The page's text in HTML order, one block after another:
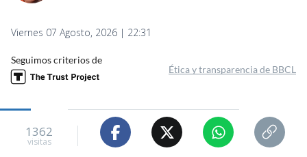
Viernes 07 Agosto, 2026 | 22:31
Seguimos criterios de
Ética y transparencia de BBCL
1362
visitas